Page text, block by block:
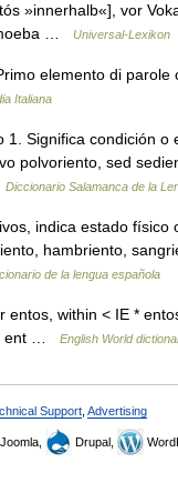
»innerhalb«], vor
…
Universal-Lexikon
elemento di parole
Italiana
Significa condición o
polvoriento, sed
Diccionario Salamanca de la
indica estado físico
hambriento,
de la lengua española
entos, within < IE *
ent …
English World
Support Advertising
Joomla, Drupal,